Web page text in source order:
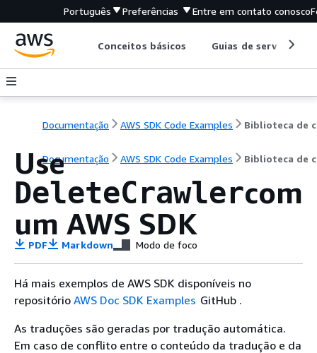
Português Preferências Entre em contato conosco
Conceitos básicos Guias de serviço
Documentação AWS SDK Code Examples
Documentação AWS SDK Code Examples Biblioteca de
Use
DeleteCrawlercom
um AWS SDK
PDF Markdown Modo de foco
Há mais exemplos de AWS SDK disponíveis no
repositório AWS Doc SDK Examples GitHub .
As traduções são geradas por tradução automática.
Em caso de conflito entre o conteúdo da tradução e da